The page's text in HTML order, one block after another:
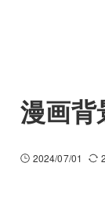
漫画
2024/07/01